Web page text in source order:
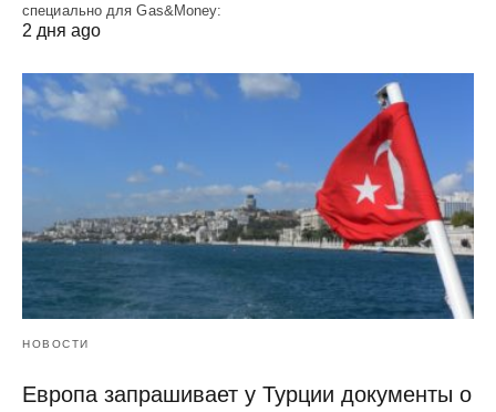
специально для Gas&Money:
2 дня ago
НОВОСТИ
Европа запрашивает у Турции документы о